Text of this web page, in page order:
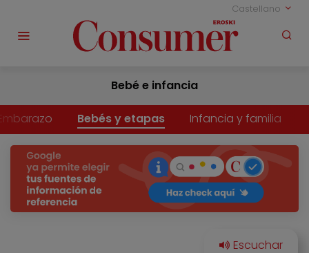
Castellano
Bebé e infancia
Bebés y etapas Infancia y familia